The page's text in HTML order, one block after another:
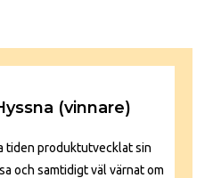
(vinnare)
tiden produktutvecklat sin
och samtidigt väl värnat om